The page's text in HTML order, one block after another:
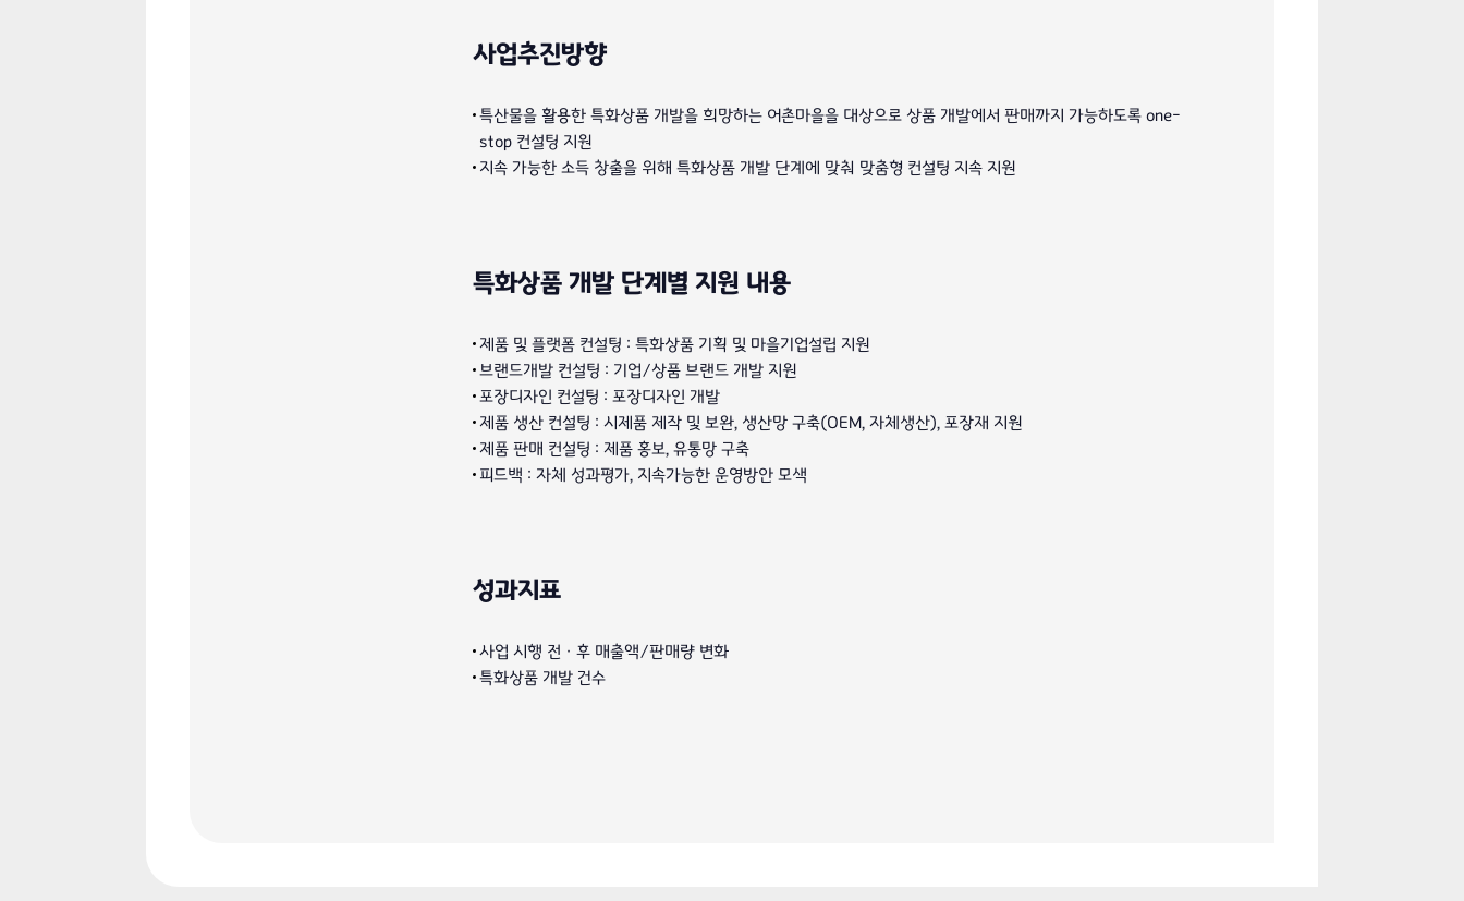
사업추진방향
특산물을 활용한 특화상품 개발을 희망하는 어촌마을을 대상으로 상품 개발에서 판매까지 가능하도록 one-
stop 컨설팅 지원
지속 가능한 소득 창출을 위해 특화상품 개발 단계에 맞춰 맞춤형 컨설팅 지속 지원
특화상품 개발 단계별 지원 내용
제품 및 플랫폼 컨설팅 : 특화상품 기획 및 마을기업설립 지원
브랜드개발 컨설팅 : 기업/상품 브랜드 개발 지원
포장디자인 컨설팅 : 포장디자인 개발
제품 생산 컨설팅 : 시제품 제작 및 보완, 생산망 구축(OEM, 자체생산), 포장재 지원
제품 판매 컨설팅 : 제품 홍보, 유통망 구축
피드백 : 자체 성과평가, 지속가능한 운영방안 모색
성과지표
사업 시행 전ㆍ후 매출액/판매량 변화
특화상품 개발 건수